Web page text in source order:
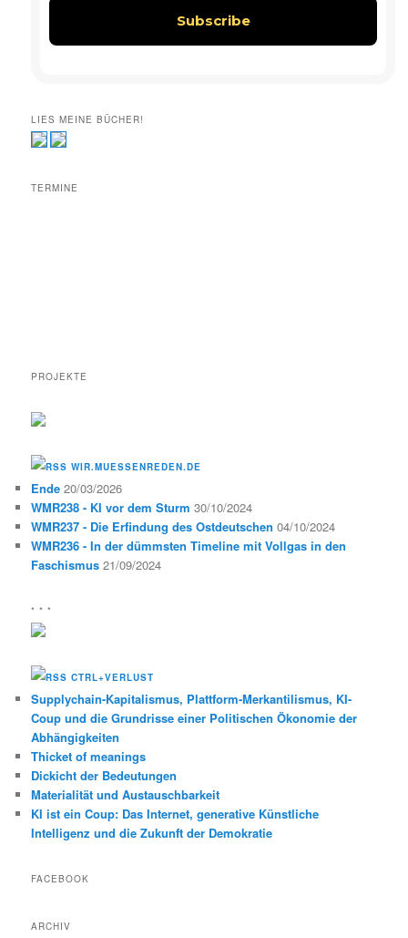
LIES MEINE BÜCHER!
TERMINE
PROJEKTE
WIR.MUESSENREDEN.DE
Ende 20/03/2026
WMR238 - KI vor dem Sturm 30/10/2024
WMR237 - Die Erfindung des Ostdeutschen 04/10/2024
WMR236 - In der dümmsten Timeline mit Vollgas in den
Faschismus 21/09/2024
* * *
CTRL+VERLUST
Supplychain-Kapitalismus, Plattform-Merkantilismus, KI-
Coup und die Grundrisse einer Politischen Ökonomie der
Abhängigkeiten
Thicket of meanings
Dickicht der Bedeutungen
Materialität und Austauschbarkeit
KI ist ein Coup: Das Internet, generative Künstliche
Intelligenz und die Zukunft der Demokratie
FACEBOOK
ARCHIV